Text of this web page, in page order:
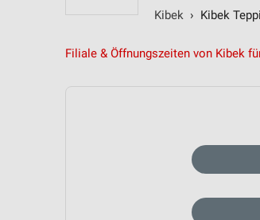
Kibek › Kibek
Filiale & Öffnungszeiten von Kibek